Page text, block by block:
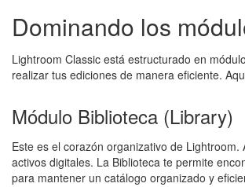
Dominando los
Lightroom Classic está estructurado en
realizar tus ediciones de manera eficiente.
Módulo Biblioteca (Library)
Este es el corazón organizativo de
activos digitales. La Biblioteca te permite
para mantener un catálogo organizado y